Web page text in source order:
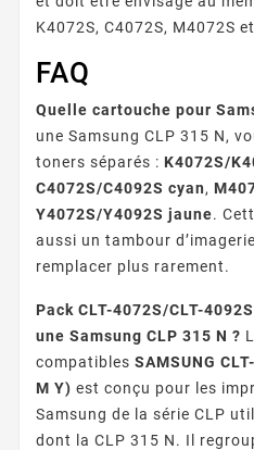
K4072S, C4072S, M4072S
FAQ
Quelle cartouche pour
une Samsung CLP 315 N,
toners séparés : K4072S/
C4072S/C4092S cyan,
Y4072S/Y4092S jaune.
aussi un tambour
remplacer plus rarement.
Pack CLT-4072S/CLT-
une Samsung CLP 315 N ?
compatibles SAMSUNG
M Y) est conçu pour les
Samsung de la série CLP
dont la CLP 315 N. Il